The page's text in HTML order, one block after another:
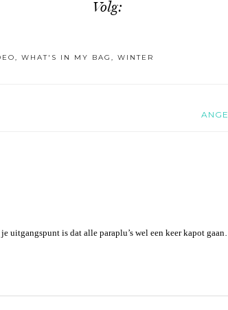
Volg:
, WHAT'S IN MY BAG , WINTER
uitgangspunt is dat alle paraplu’s wel een keer kapot